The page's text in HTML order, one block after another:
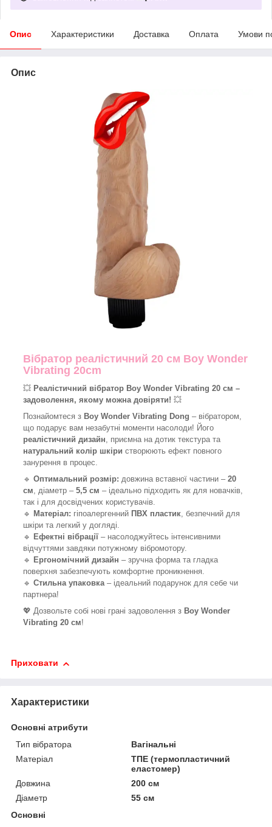
Опис Характеристики Доставка Оплата Умови
Опис
Вібратор реалістичний 20 см Boy Wonder
Vibrating 20cm
💥 Реалістичний вібратор Boy Wonder Vibrating 20 см –
задоволення, якому можна довіряти! 💥
Познайомтеся з Boy Wonder Vibrating Dong – вібратором,
що подарує вам незабутні моменти насолоди! Його
реалістичний дизайн, приємна на дотик текстура та
натуральний колір шкіри створюють ефект повного
занурення в процес.
🔹 Оптимальний розмір: довжина вставної частини – 20
см, діаметр – 5,5 см – ідеально підходить як для новачків,
так і для досвідчених користувачів.
🔹 Матеріал: гіпоалергенний ПВХ пластик, безпечний для
шкіри та легкий у догляді.
🔹 Ефектні вібрації – насолоджуйтесь інтенсивними
відчуттями завдяки потужному вібромотору.
🔹 Ергономічний дизайн – зручна форма та гладка
поверхня забезпечують комфортне проникнення.
🔹 Стильна упаковка– ідеальний подарунок для себе чи
партнера!
💖 Дозвольте собі нові грані задоволення з Boy Wonder
Vibrating 20 см!
Приховати
Характеристики
Основні атрибути
Тип вібратора
Вагінальні
Матеріал
ТПЕ (термопластичний
еластомер)
Довжина
200 см
Діаметр
55 см
Основні